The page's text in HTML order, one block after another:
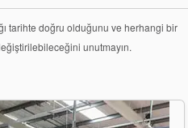
tarihte doğru olduğunu ve herhangi bir
unutmayın.